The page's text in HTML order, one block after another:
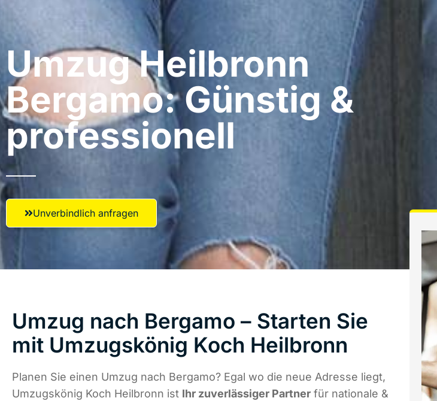
Umzug Heilbronn​
Bergamo: Günstig &
professionell​
Unverbindlich anfragen
Umzug nach Bergamo – Starten Sie
mit Umzugskönig Koch Heilbronn
Planen Sie einen Umzug nach Bergamo? Egal wo die neue Adresse liegt,
Umzugskönig Koch Heilbronn ist Ihr zuverlässiger Partner für nationale &